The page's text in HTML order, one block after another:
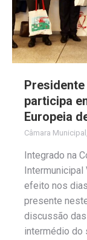
Presidente
participa
Europeia
Câmara Municipal
Integrado na
Intermunicipal
efeito nos
presente
discussão
intermédio do